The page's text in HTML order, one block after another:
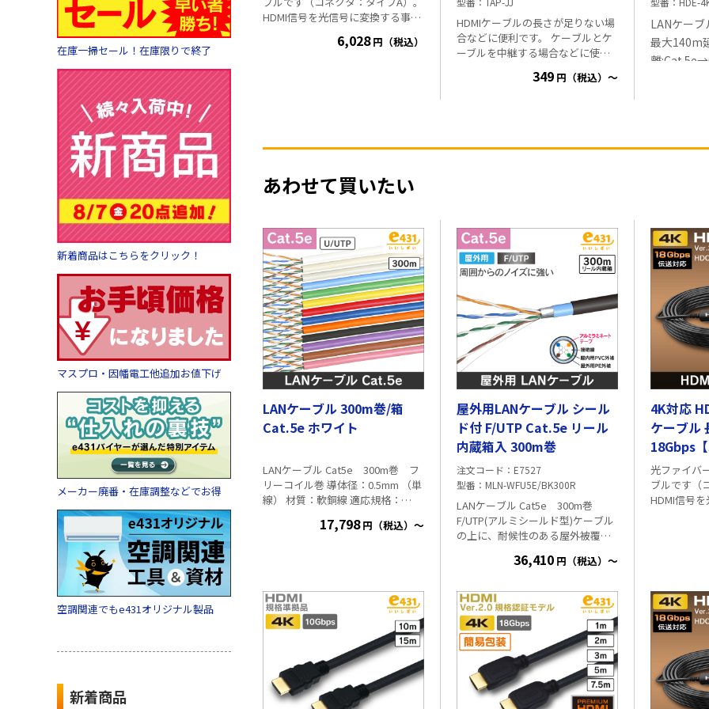
在庫一掃セール！在庫限りで終了
新着商品はこちらをクリック！
マスプロ・因幡電工他追加お値下げ
メーカー廃番・在庫調整などでお得
空調関連でもe431オリジナル製品
新着商品
HDMI信号を光信号に変換する事
速伝送/4K HDR映像対応 出力機
スペック映像 ・Ethernet規格・デ
ンク機能) ■ご注意■ 当商品は、
接続する機器に直接差してご使用
との間に、分配器やアダプタ、切
替器などを挟んで接続した場合、
分配器やアダプタ、切替器の性能
によって、映像が映らない場合が
ございます。
6,028 円（税込）
HDMIケーブルの長さが足りない場
合などに便利です。 ケーブルとケ
ーブルを中継する場合などに使用
延長は、5m以下を推奨します。 ・
349 円（税込）～
LANケー
最大140m延長 ■特徴
離
販売の再
の販売はこ
あわせて買いたい
LANケーブル 300m巻/箱
Cat.5e ホワイト
LANケーブル Cat5e 300m巻 フ
リーコイル巻 導体径：0.5mm （単
線） 材質：軟銅線 適応規格：
1 Ed1.0、JIS X 5150-1:2021、IEC
ケーブルの引出しがスムースにな
り、ひっかかりにくい構造になり
ました ※同色で3巻～・6巻～の場
合に、単価が安くなります。 カラ
ー ブルー（水色）、ライトグレー
（薄灰色）、レッド（赤色）、イ
エロー（黄色）、 ホワイト（白
色）、オレンジ（橙色）、グリー
17,798 円（税込）～
屋外用LANケーブル シール
ド付 F/UTP Cat.5e リール
内蔵箱入 300m巻
注文コード
E7527
型番
MLN-WFU5E/BK300R
LANケーブル Cat5e 300m巻
F/UTP(アルミシールド型)ケーブル
の上に、耐候性のある屋外被覆の
トペアケーブルをさらにシールド
構造のケーブルです。 導体径：
0.5mm 単線 材質：軟銅線 適用規
格：ANSI/TIA-568.2-E、ISO/IEC
11801-1 Ed1.0、JIS X 5150-
1:2021、IEC 61156-5、JCS
5507:2023 黒色 梱包形状：リール
内蔵ボックス 1m毎にレングスマー
36,410 円（税込）～
4K対応
ケーブル
18Gbps
光ファイバ
ブルです（
HDMI信号
長さ 15m・
ブル色:ブラック 詳細 ・
ド(Ver.2.0
スペック映
ィープカ
ン
接続する機
ください。